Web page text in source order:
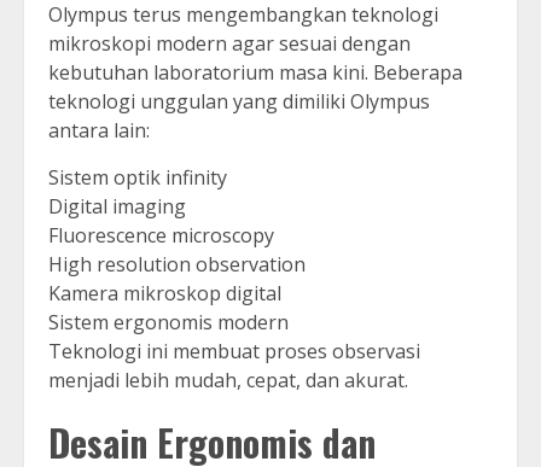
Olympus terus mengembangkan teknologi
mikroskopi modern agar sesuai dengan
kebutuhan laboratorium masa kini. Beberapa
teknologi unggulan yang dimiliki Olympus
antara lain:
Sistem optik infinity
Digital imaging
Fluorescence microscopy
High resolution observation
Kamera mikroskop digital
Sistem ergonomis modern
Teknologi ini membuat proses observasi
menjadi lebih mudah, cepat, dan akurat.
Desain Ergonomis dan